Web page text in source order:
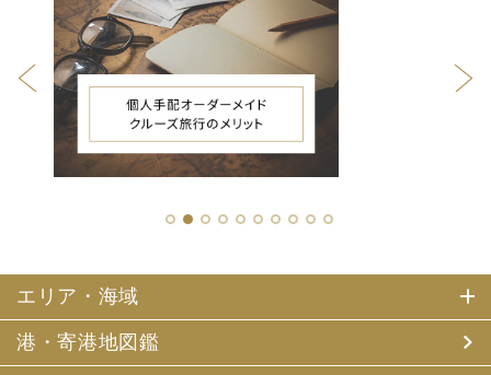
1 2 3 4 5 6 7 8 9 10
エリア・海域
港・寄港地図鑑